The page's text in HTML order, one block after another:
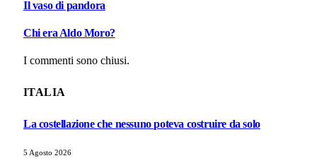
Il vaso di pandora
Chi era Aldo Moro?
I commenti sono chiusi.
ITALIA
La costellazione che nessuno poteva costruire da solo
5 Agosto 2026